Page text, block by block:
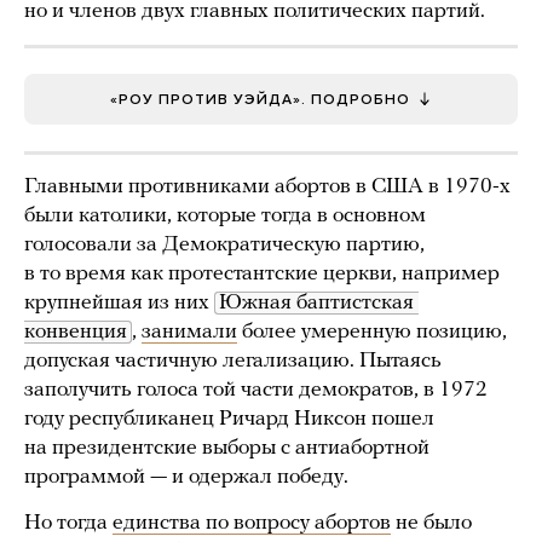
но и членов двух главных политических партий.
«РОУ ПРОТИВ УЭЙДА». ПОДРОБНО
Главными противниками абортов в США в 1970-х
были католики, которые тогда в основном
голосовали за Демократическую партию,
в то время как протестантские церкви, например
крупнейшая из них Южная баптистская
конвенция , занимали более умеренную позицию,
допуская частичную легализацию. Пытаясь
заполучить голоса той части демократов, в 1972
году республиканец Ричард Никсон пошел
на президентские выборы с антиабортной
программой — и одержал победу.
Но тогда единства по вопросу абортов не было